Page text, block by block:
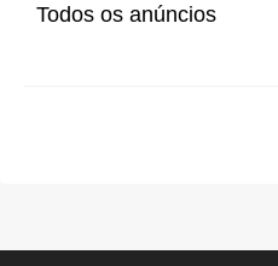
Todos os anúncios